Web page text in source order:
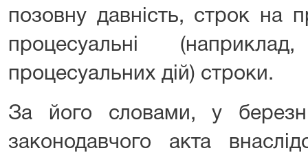
позовну давність, строк на
процесуальні
процесуальних дій) строки.
За його словами, у
законодавчого акта